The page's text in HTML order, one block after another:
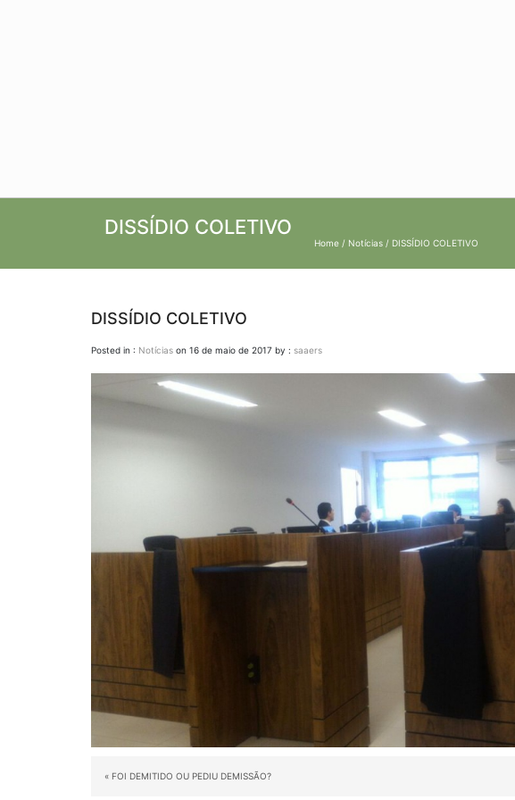
DISSÍDIO COLETIVO
Home / Notícias / DISSÍDIO COLETIVO
DISSÍDIO COLETIVO
Posted in : Notícias on 16 de maio de 2017 by : saaers
« FOI DEMITIDO OU PEDIU DEMISSÃO?